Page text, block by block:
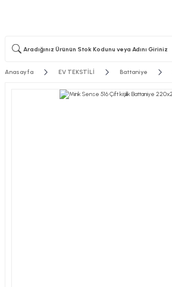
Anasayfa EV TEKSTİLİ Battaniye